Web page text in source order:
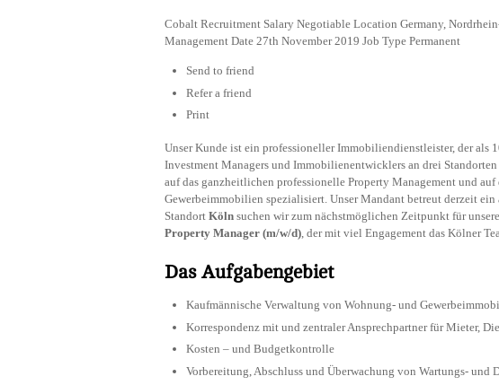
Cobalt Recruitment Salary Negotiable Location Germany,
Management Date 27th November 2019 Job Type Permanent
Send to friend
Refer a friend
Print
Unser Kunde ist ein professioneller Immobiliendienstleister, der als
Investment Managers und Immobilienentwicklers an drei
auf das ganzheitlichen professionelle Property Management und
Gewerbeimmobilien spezialisiert. Unser Mandant betreut derzeit
Standort Köln suchen wir zum nächstmöglichen Zeitpunkt für
Property Manager (m/w/d), der mit viel Engagement das Kölner
Das Aufgabengebiet
Kaufmännische Verwaltung von Wohnung- und
Korrespondenz mit und zentraler Ansprechpartner für Mieter,
Kosten – und Budgetkontrolle
Vorbereitung, Abschluss und Überwachung von Wartungs- und